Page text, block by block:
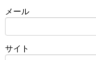
メール
サイト